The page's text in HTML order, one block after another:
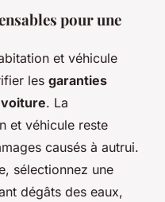
pour une
et véhicule
les garanties
. La
et véhicule reste
causés à autrui.
sélectionnez une
dégâts des eaux,